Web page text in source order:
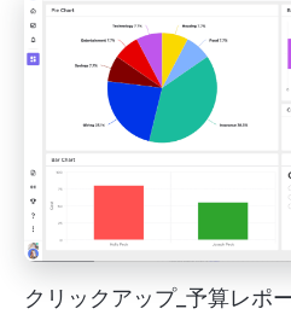
クリックアップ_予算レポ